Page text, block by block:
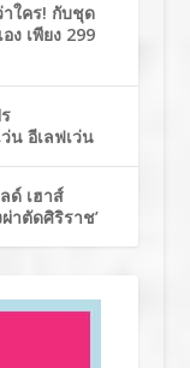
ใคร! กับชุด
ง เพียง 299
น อีเลฟเว่น
ด์ เฮาส์
าตัดศิริราช’